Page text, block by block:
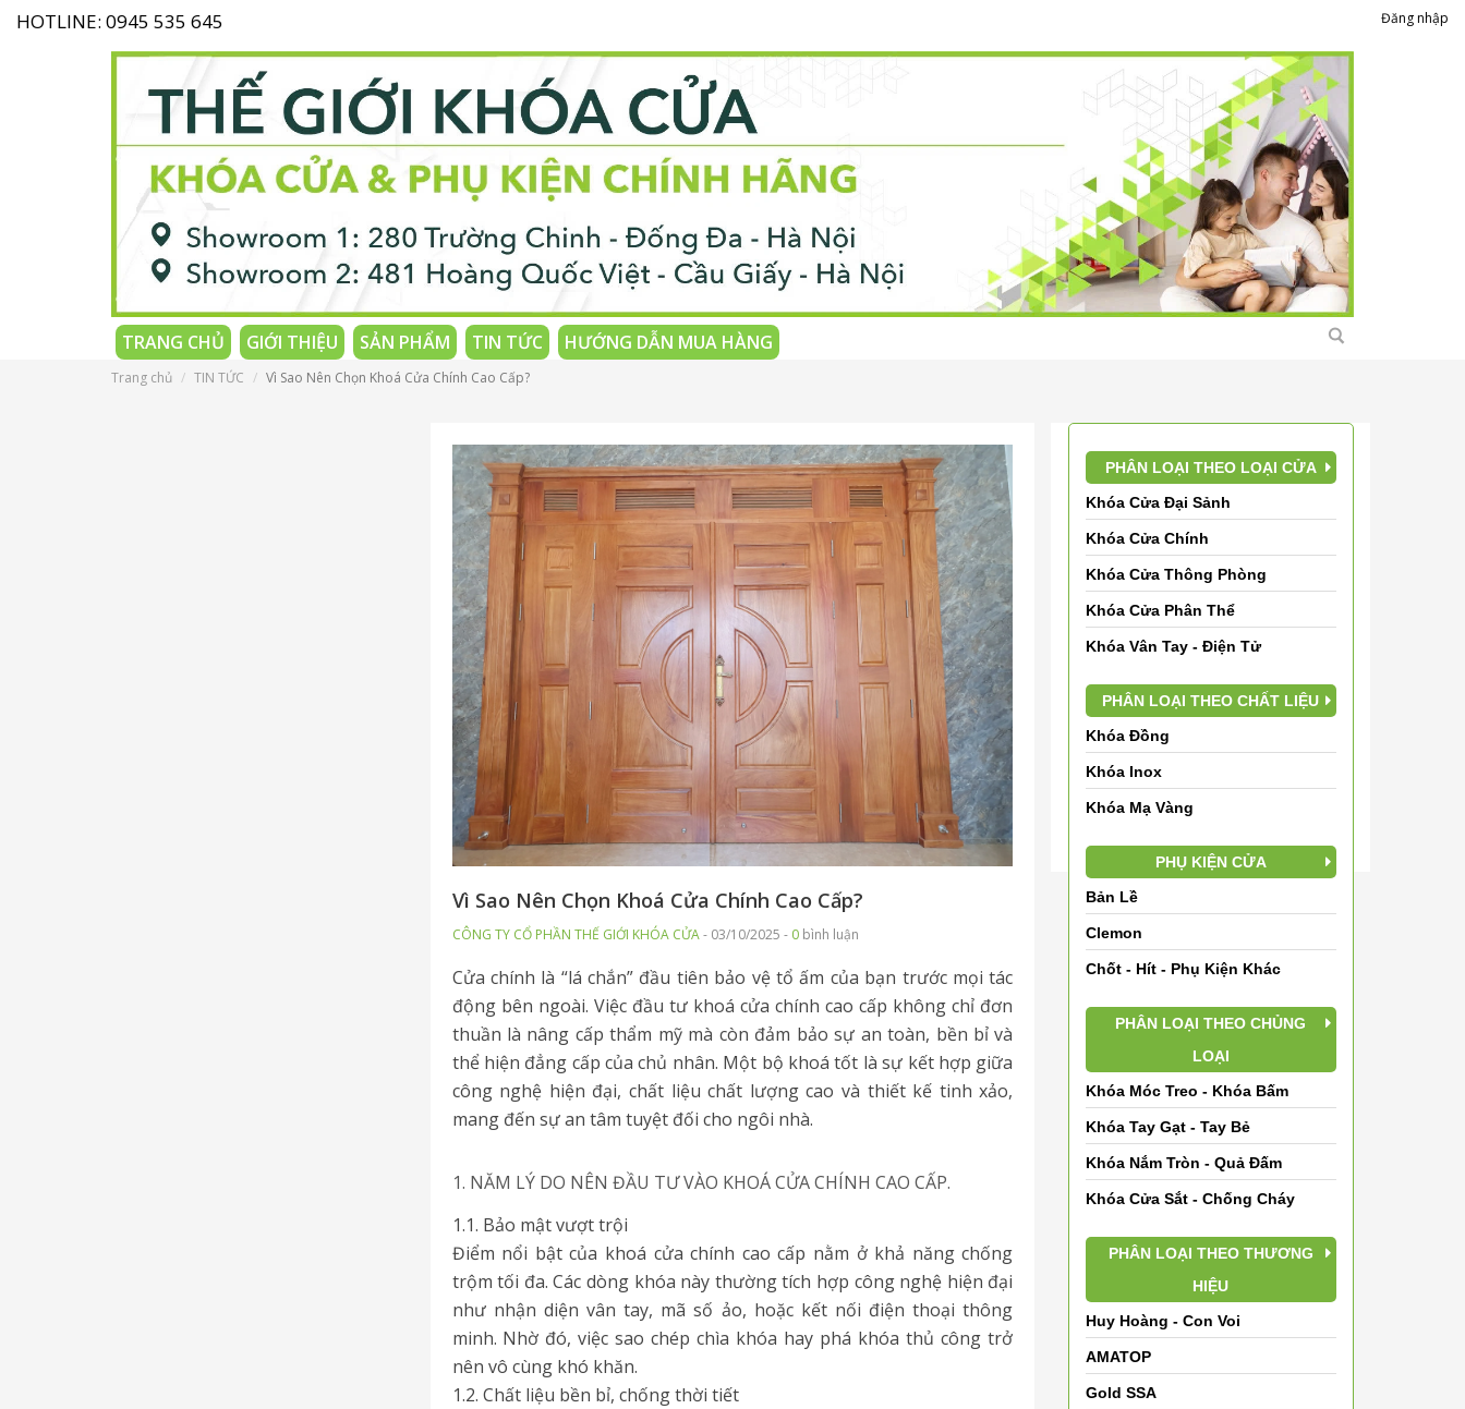
HOTLINE: 0945 535 645 Đăng nhập
TRANG CHỦ GIỚI THIỆU SẢN PHẨM TIN TỨC HƯỚNG DẪN MUA HÀNG
Trang chủ TIN TỨC Vì Sao Nên Chọn Khoá Cửa Chính Cao Cấp?
Vì Sao Nên Chọn Khoá Cửa Chính Cao Cấp?
CÔNG TY CỔ PHẦN THẾ GIỚI KHÓA CỬA- 03/10/2025 - 0bình luận
Cửa chính là “lá chắn” đầu tiên bảo vệ tổ ấm của bạn trước mọi tác
động bên ngoài. Việc đầu tư khoá cửa chính cao cấp không chỉ đơn
thuần là nâng cấp thẩm mỹ mà còn đảm bảo sự an toàn, bền bỉ và
thể hiện đẳng cấp của chủ nhân. Một bộ khoá tốt là sự kết hợp giữa
công nghệ hiện đại, chất liệu chất lượng cao và thiết kế tinh xảo,
mang đến sự an tâm tuyệt đối cho ngôi nhà.
1. NĂM LÝ DO NÊN ĐẦU TƯ VÀO KHOÁ CỬA CHÍNH CAO CẤP.
1.1. Bảo mật vượt trội
Điểm nổi bật của khoá cửa chính cao cấp nằm ở khả năng chống
trộm tối đa. Các dòng khóa này thường tích hợp công nghệ hiện đại
như nhận diện vân tay, mã số ảo, hoặc kết nối điện thoại thông
minh. Nhờ đó, việc sao chép chìa khóa hay phá khóa thủ công trở
nên vô cùng khó khăn.
1.2. Chất liệu bền bỉ, chống thời tiết
Giới thiệu
Đội ngũ nhân viên Thế Giới Khóa Cửa mong
muốn đem những sản phẩm chất lượng, mẫu
mã đa dạng, giá cả phải chăng và những
dịch vụ tốt nhất đến Quý khách hàng. Mọi
thông tin cần hỗ trợ, vui lòng liên hệ:
HOTLINE: 0913242633 (Mr. Tuấn)
Danh mục
TIN TỨC (501)
Dự án thực hiện (0)
PHÂN LOẠI THEO LOẠI CỬA
Khóa Cửa Đại Sảnh
Khóa Cửa Chính
Khóa Cửa Thông Phòng
Khóa Cửa Phân Thể
Khóa Vân Tay - Điện Tử
PHÂN LOẠI THEO CHẤT LIỆU
Khóa Đồng
Khóa Inox
Khóa Mạ Vàng
PHỤ KIỆN CỬA
Bản Lề
Clemon
Chốt - Hít - Phụ Kiện Khác
PHÂN LOẠI THEO CHỦNG
LOẠI
Khóa Móc Treo - Khóa Bấm
Khóa Tay Gạt - Tay Bẻ
Khóa Nắm Tròn - Quả Đấm
Khóa Cửa Sắt - Chống Cháy
PHÂN LOẠI THEO THƯƠNG
HIỆU
Huy Hoàng - Con Voi
AMATOP
Gold SSA